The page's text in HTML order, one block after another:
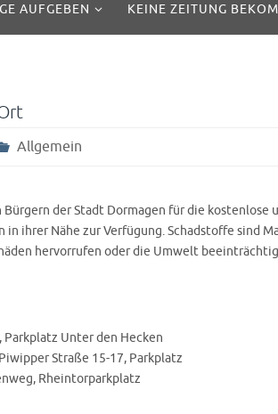
AUFGEBEN KEINE ZEITUNG
Allgemein
der Stadt Dormagen für die kostenlose
in ihrer Nähe zur Verfügung. Schadstoffe sind
hervorrufen oder die Umwelt
Unter den Hecken
Straße 15-17, Parkplatz
Rheintorparkplatz